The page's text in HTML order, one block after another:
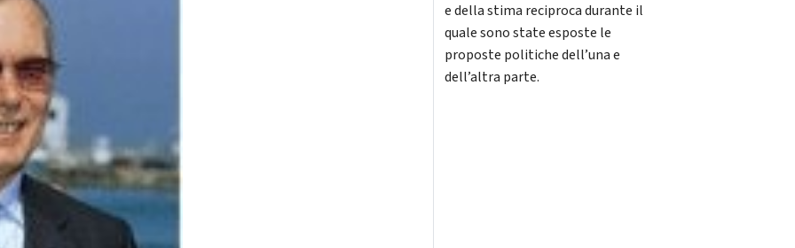
e della stima reciproca durante il
quale sono state esposte le
proposte politiche dell’una e
dell’altra parte.